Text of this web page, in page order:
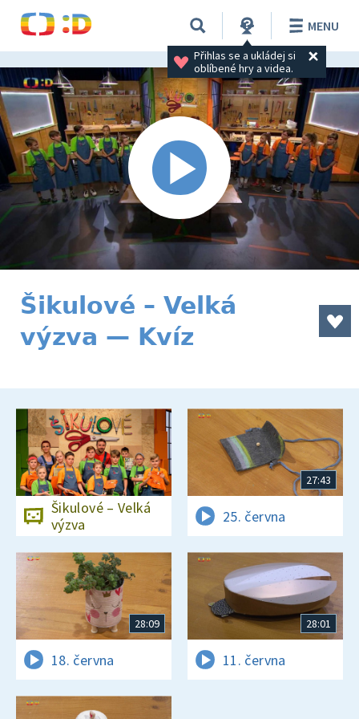
Přihlas se a ukládej si
oblíbené hry a videa.
MENU
Šikulové – Velká
výzva — Kvíz
Šikulové – Velká
výzva
27:43
25. června
28:09
18. června
28:01
11. června